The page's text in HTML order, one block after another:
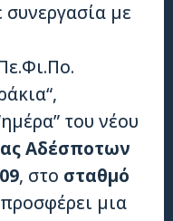
συνεργασία με
του νέου
Αδέσποτων
, στο σταθμό
μια